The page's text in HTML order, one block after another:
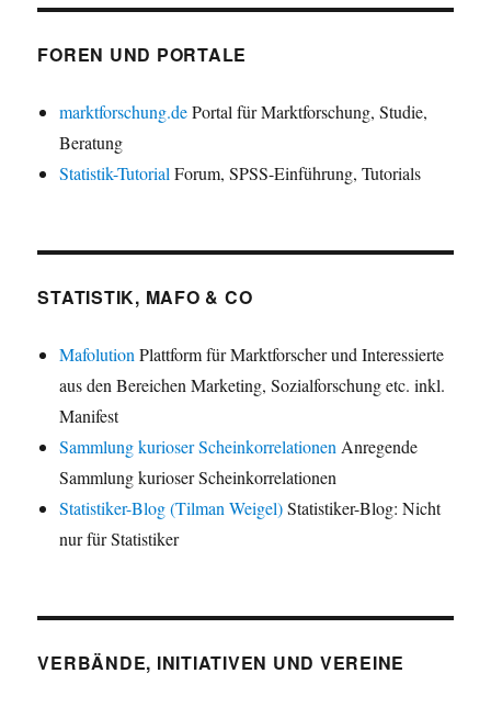
FOREN UND PORTALE
marktforschung.dePortal für Marktforschung, Studie,
Beratung
Statistik-Tutorial Forum, SPSS-Einführung, Tutorials
STATISTIK, MAFO & CO
Mafolution Plattform für Marktforscher und Interessierte
aus den Bereichen Marketing, Sozialforschung etc. inkl.
Manifest
Sammlung kurioser Scheinkorrelationen Anregende
Sammlung kurioser Scheinkorrelationen
Statistiker-Blog (Tilman Weigel)Statistiker-Blog: Nicht
nur für Statistiker
VERBÄNDE, INITIATIVEN UND VEREINE